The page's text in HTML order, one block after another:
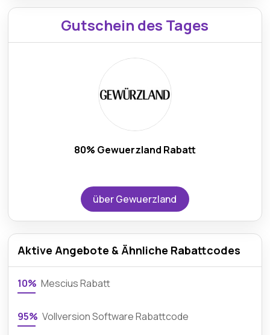
Gutschein des Tages
80% Gewuerzland Rabatt
über Gewuerzland
Aktive Angebote & Ähnliche Rabattcodes
10% Mescius Rabatt
95% Vollversion Software Rabattcode